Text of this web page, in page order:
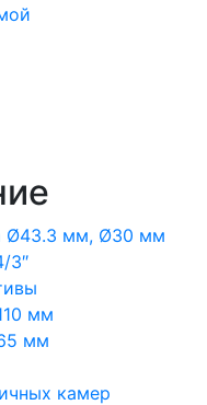
Ø43.3 мм, Ø30 мм
3″
мм
мм
камер